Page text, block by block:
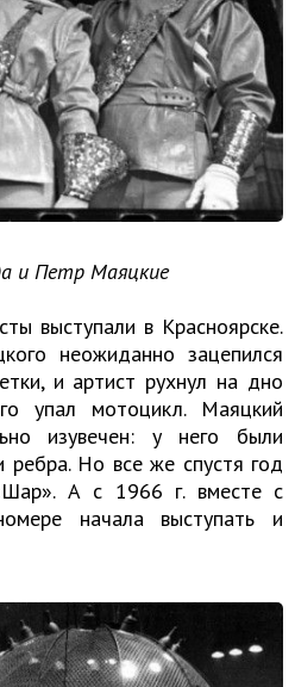
и Петр Маяцкие
выступали в Красноярске.
неожиданно зацепился
и артист рухнул на дно
упал мотоцикл. Маяцкий
изувечен: у него были
ребра. Но все же спустя год
А с 1966 г. вместе с
начала выступать и